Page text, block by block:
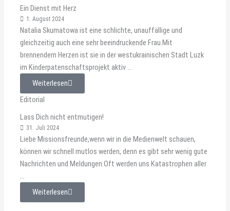
Ein Dienst mit Herz
1. August 2024
Natalia Skumatowa ist eine schlichte, unauffällige und
gleichzeitig auch eine sehr beeindruckende Frau.Mit
brennendem Herzen ist sie in der westukrainischen Stadt Luzk
im Kinderpatenschaftsprojekt aktiv ...
Weiterlesen
Editorial
Lass Dich nicht entmutigen!
31. Juli 2024
Liebe Missionsfreunde,wenn wir in die Medienwelt schauen,
können wir schnell mutlos werden, denn es gibt sehr wenig gute
Nachrichten und Meldungen.Oft werden uns Katastrophen aller
...
Weiterlesen